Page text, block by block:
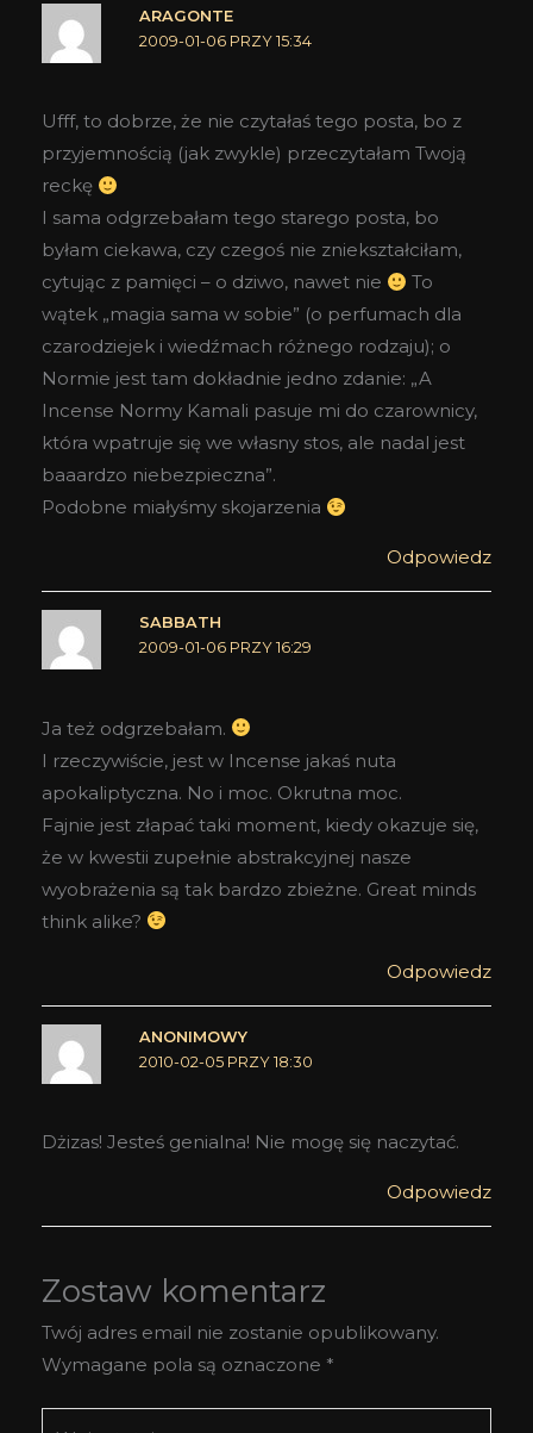
ARAGONTE
2009-01-06 PRZY 15:34
Ufff, to dobrze, że nie czytałaś tego posta, bo z
przyjemnością (jak zwykle) przeczytałam Twoją
reckę
I sama odgrzebałam tego starego posta, bo
byłam ciekawa, czy czegoś nie zniekształciłam,
cytując z pamięci – o dziwo, nawet nie
To
wątek „magia sama w sobie” (o perfumach dla
czarodziejek i wiedźmach różnego rodzaju); o
Normie jest tam dokładnie jedno zdanie: „A
Incense Normy Kamali pasuje mi do czarownicy,
która wpatruje się we własny stos, ale nadal jest
baaardzo niebezpieczna”.
Podobne miałyśmy skojarzenia
Odpowiedz
SABBATH
2009-01-06 PRZY 16:29
Ja też odgrzebałam.
I rzeczywiście, jest w Incense jakaś nuta
apokaliptyczna. No i moc. Okrutna moc.
Fajnie jest złapać taki moment, kiedy okazuje się,
że w kwestii zupełnie abstrakcyjnej nasze
wyobrażenia są tak bardzo zbieżne. Great minds
think alike?
Odpowiedz
ANONIMOWY
2010-02-05 PRZY 18:30
Dżizas! Jesteś genialna! Nie mogę się naczytać.
Odpowiedz
Zostaw komentarz
Twój adres email nie zostanie opublikowany.
Wymagane pola są oznaczone *